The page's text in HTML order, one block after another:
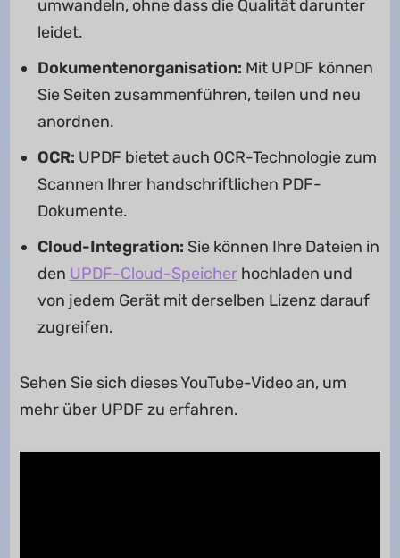
umwandeln, ohne dass die Qualität darunter
leidet.
Dokumentenorganisation: Mit UPDF können
Sie Seiten zusammenführen, teilen und neu
anordnen.
OCR: UPDF bietet auch OCR-Technologie zum
Scannen Ihrer handschriftlichen PDF-
Dokumente.
Cloud-Integration: Sie können Ihre Dateien in
den UPDF-Cloud-Speicherhochladen und
von jedem Gerät mit derselben Lizenz darauf
zugreifen.
Sehen Sie sich dieses YouTube-Video an, um
mehr über UPDF zu erfahren.